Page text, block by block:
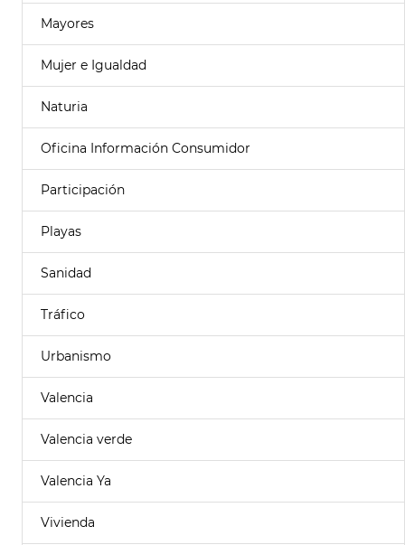
Mayores
Mujer e Igualdad
Naturia
Oficina Información Consumidor
Participación
Playas
Sanidad
Tráfico
Urbanismo
Valencia
Valencia verde
Valencia Ya
Vivienda